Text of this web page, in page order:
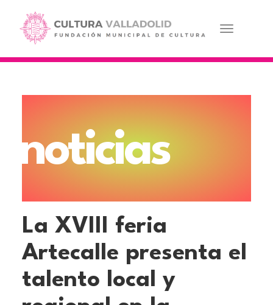
contenido
principal
Toggle
noticias
La XVIII feria
Artecalle presenta el
talento local y